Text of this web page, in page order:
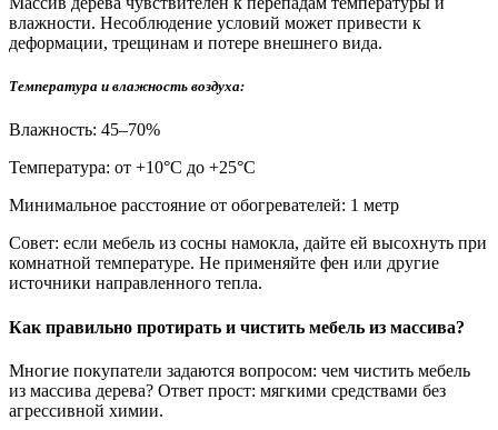
влажности. Несоблюдение условий может привести к
деформации, трещинам и потере внешнего вида.
Температура и влажность воздуха:
Влажность: 45–70%
Температура: от +10°С до +25°С
Минимальное расстояние от обогревателей: 1 метр
Совет: если мебель из сосны намокла, дайте ей высохнуть при
комнатной температуре. Не применяйте фен или другие
источники направленного тепла.
Как правильно протирать и чистить мебель из массива?
Многие покупатели задаются вопросом: чем чистить мебель
из массива дерева? Ответ прост: мягкими средствами без
агрессивной химии.